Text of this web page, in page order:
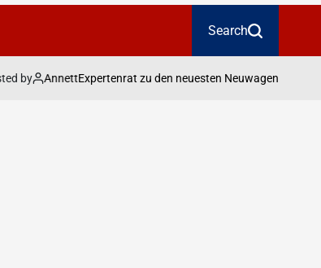
Search
AnnettExpertenrat zu den neuesten Neuwagenmodelle im